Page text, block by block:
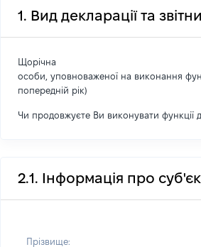
1. Вид декларації та
Щорічна
особи, уповноваженої на виконання
попередній рік)
Чи продовжуєте Ви виконувати функції
2.1. Інформація про
Прізвище: